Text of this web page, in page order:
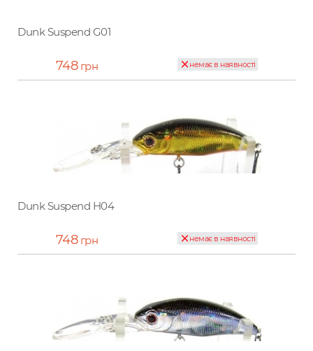
Dunk Suspend G01
748грн немає в наявності
Dunk Suspend H04
748грн немає в наявності